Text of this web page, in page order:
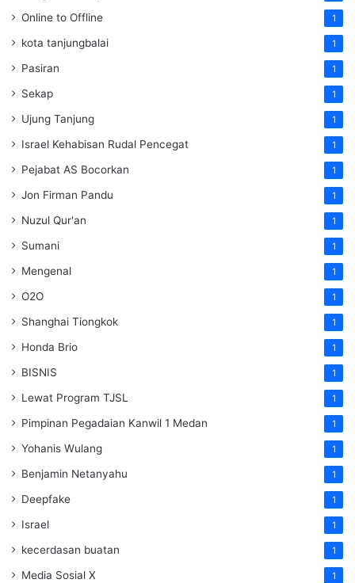
Online to Offline 1
kota tanjungbalai 1
Pasiran 1
Sekap 1
Ujung Tanjung 1
Israel Kehabisan Rudal Pencegat 1
Pejabat AS Bocorkan 1
Jon Firman Pandu 1
Nuzul Qur'an 1
Sumani 1
Mengenal 1
O2O 1
Shanghai Tiongkok 1
Honda Brio 1
BISNIS 1
Lewat Program TJSL 1
Pimpinan Pegadaian Kanwil 1 Medan 1
Yohanis Wulang 1
Benjamin Netanyahu 1
Deepfake 1
Israel 1
kecerdasan buatan 1
Media Sosial X 1